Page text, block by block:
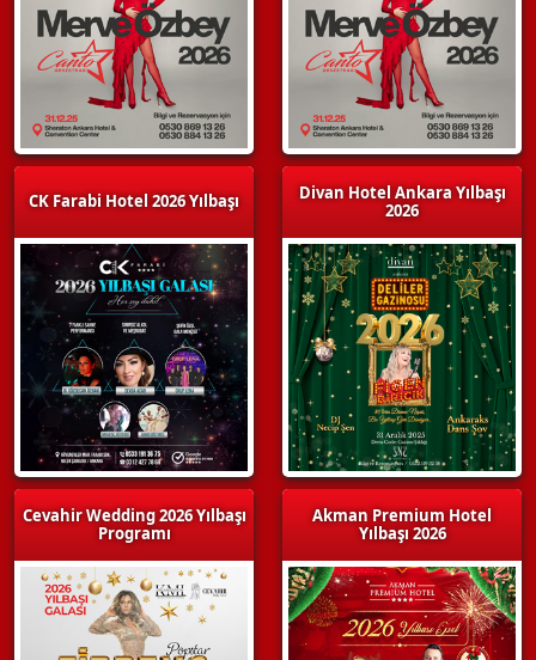
CK Farabi Hotel 2026 Yılbaşı
Cevahir Wedding 2026 Yılbaşı
Programı
Divan Hotel Ankara Yılbaşı
2026
Akman Premium Hotel
Yılbaşı 2026